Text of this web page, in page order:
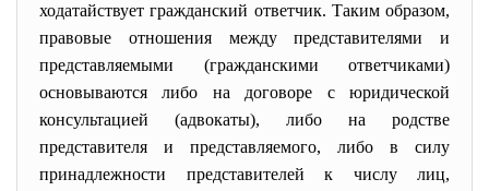
ходатайствует гражданский ответчик. Таким образом,
правовые отношения между представителями и
представляемыми (гражданскими ответчиками)
основываются либо на договоре с юридической
консультацией (адвокаты), либо на родстве
представителя и представляемого, либо в силу
принадлежности представителей к числу лиц,